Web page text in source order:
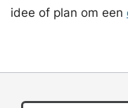
idee of plan om een